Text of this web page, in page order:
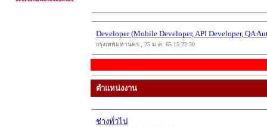
Developer (Mobile Developer, API Developer, QA
กรุงเทพมหานคร , 25 ม.ค. 65 15:22:30
ตำแหน่งงาน
ช่างทั่วไป